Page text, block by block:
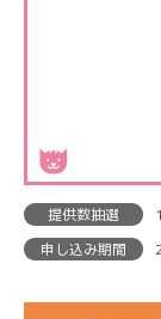
提供数抽選
申し込み期間